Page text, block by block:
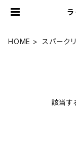
HOME スパーク
該当す